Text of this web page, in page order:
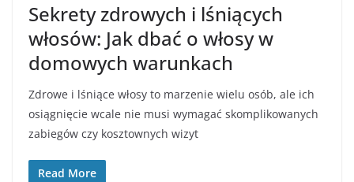
Sekrety zdrowych i lśniących
włosów: Jak dbać o włosy w
domowych warunkach
Zdrowe i lśniące włosy to marzenie wielu osób, ale ich
osiągnięcie wcale nie musi wymagać skomplikowanych
zabiegów czy kosztownych wizyt
Read More